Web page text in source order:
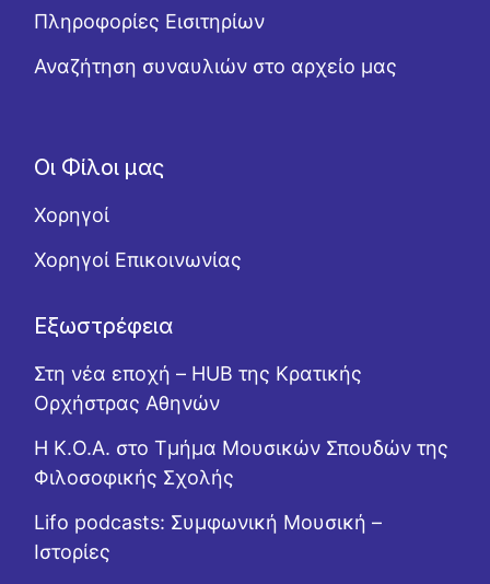
Πληροφορίες Εισιτηρίων
Αναζήτηση συναυλιών στο αρχείο μας
Οι Φίλοι μας
Χορηγοί
Χορηγοί Επικοινωνίας
Εξωστρέφεια
Στη νέα εποχή – HUB της Κρατικής
Ορχήστρας Αθηνών
Η Κ.Ο.Α. στο Τμήμα Μουσικών Σπουδών της
Φιλοσοφικής Σχολής
Lifo podcasts: Συμφωνική Μουσική –
Ιστορίες